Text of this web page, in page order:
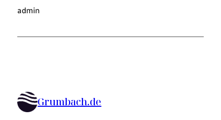
admin
Grumbach.de